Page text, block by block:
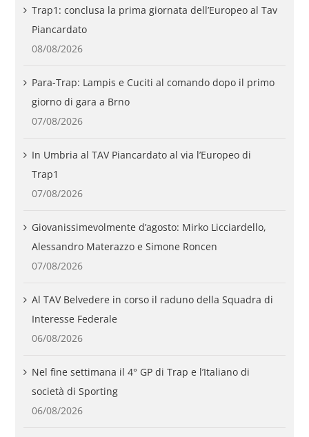
Trap1: conclusa la prima giornata dell’Europeo al Tav
Piancardato
08/08/2026
Para-Trap: Lampis e Cuciti al comando dopo il primo
giorno di gara a Brno
07/08/2026
In Umbria al TAV Piancardato al via l’Europeo di
Trap1
07/08/2026
Giovanissimevolmente d’agosto: Mirko Licciardello,
Alessandro Materazzo e Simone Roncen
07/08/2026
Al TAV Belvedere in corso il raduno della Squadra di
Interesse Federale
06/08/2026
Nel fine settimana il 4° GP di Trap e l’Italiano di
società di Sporting
06/08/2026